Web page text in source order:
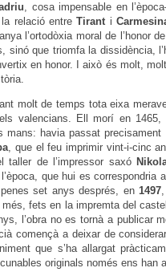
, cosa impensable en
relació entreTiranti
l’ortodòxia moral de l’honor
sinó que triomfa la dissidència,
en honor. I això és molt,
molt de temps tota eixa
valencians. Ell morí en
mans: havia passat
, que el feu imprimir vint-i-cinc
taller de l’impressor saxó
que hui es
set anys després, en 1497
fets en la impremta del
l’obra no es tornà a publicar
començà a deixar de
que s’ha allargat
originals només ens han